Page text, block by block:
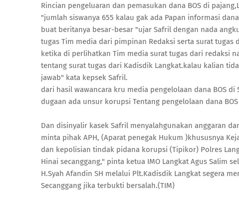
Rincian pengeluaran dan pemasukan dana BOS di
"jumlah siswanya 655 kalau gak ada Papan informasi
buat beritanya besar-besar "ujar Safril dengan nada
tugas Tim media dari pimpinan Redaksi serta surat tugas
ketika di perlihatkan Tim media surat tugas dari redaksi
tentang surat tugas dari Kadisdik Langkat.kalau kalian
jawab" kata kepsek Safril.
dari hasil wawancara kru media pengelolaan dana BOS
dugaan ada unsur korupsi Tentang pengelolaan dana
Dan disinyalir kasek Safril menyalahgunakan anggaran
minta pihak APH, (Aparat penegak Hukum )khususnya
dan kepolisian tindak pidana korupsi (Tipikor) Polres
Hinai secanggang," pinta ketua IMO Langkat Agus Salim
H.Syah Afandin SH melalui Plt.Kadisdik Langkat segera
Secanggang jika terbukti bersalah.(TIM)